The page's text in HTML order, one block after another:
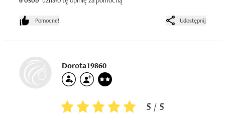
dozowanie produktu. Dezodorant jest bardzo wydajny, a
przede wszystkim skuteczny.
Cena za opakowanie to około 16 zł, więc normalna za
Pomocne! Udostępnij
Dorota19860
5 / 5